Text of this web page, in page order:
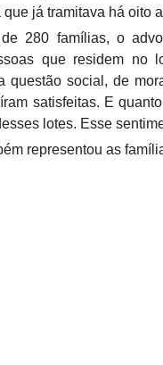
já tramitava há oito
280 famílias, o
que residem no
questão social, de
satisfeitas. E
lotes. Esse
representou as